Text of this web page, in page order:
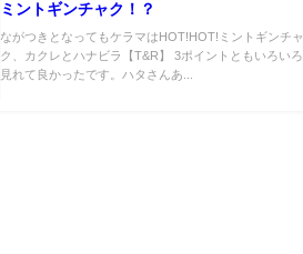
ミントギンチャク！？
ながつきとなってもケラマはHOT!HOT!ミントギンチャ
ク、カクレとハナビラ【T&R】 3ポイントともいろいろ
見れて良かったです。ハタさんあ...